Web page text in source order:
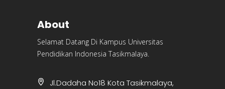
About
Selamat Datang Di Kampus Universitas
Pendidikan Indonesia Tasikmalaya.
Jl.Dadaha No18 Kota Tasikmalaya,